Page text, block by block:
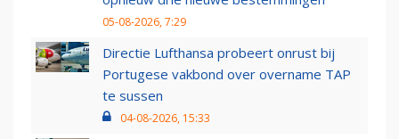
05-08-2026, 7:29
Directie Lufthansa probeert onrust bij
Portugese vakbond over overname TAP
te sussen
04-08-2026, 15:33